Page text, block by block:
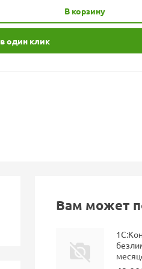
В корзину
один клик
Вам может